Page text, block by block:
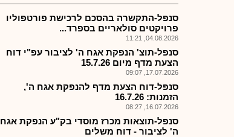
סנפל-התקשרה בהסכם לרכישת פורטפוליו
פרויקטים סולאריים בספרד...
04.08.2026, 11:21
סנפל-תוצ' הנפקת אגח ה' לציבור עפ"י דוח
הצעת מדף מיום 15.7.26
17.07.2026, 09:07
סנפל-דוח הצעת מדף להנפקת אגח ה',
הזמנות: 16.7.26
16.07.2026, 08:27
סנפל-תוצאות מכרז מוסדי בק"ע הנפקת אגח
ה' לציבור - דוח משלים